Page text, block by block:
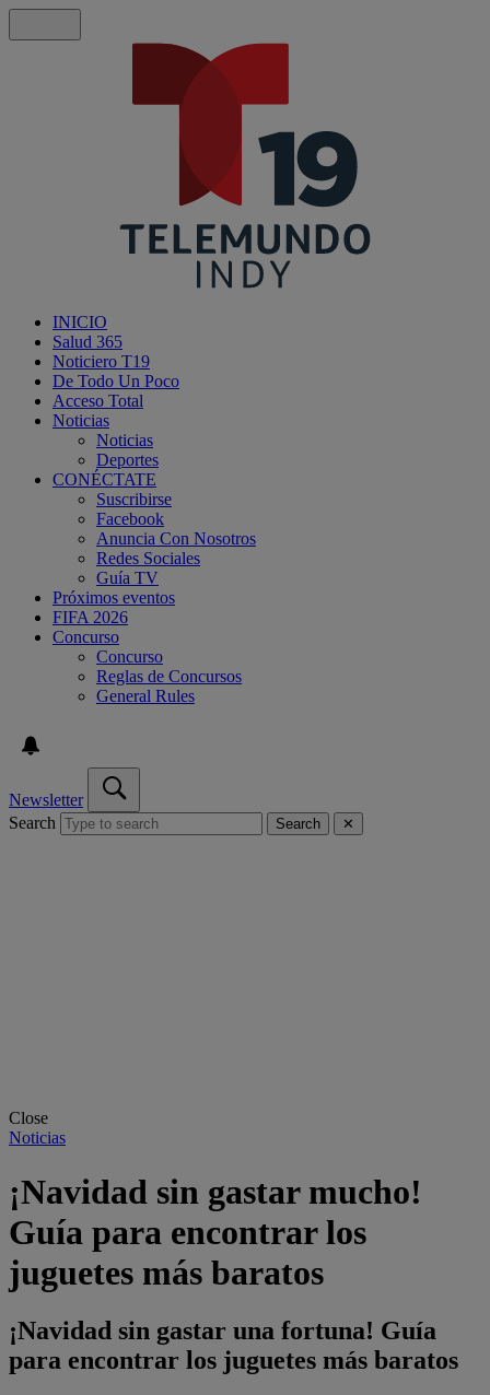
INICIO
Salud 365
Noticiero T19
De Todo Un Poco
Acceso Total
Noticias
Noticias
Deportes
CONÉCTATE
Suscribirse
Facebook
Anuncia Con Nosotros
Redes Sociales
Guía TV
Próximos eventos
FIFA 2026
Concurso
Concurso
Reglas de Concursos
General Rules
Newsletter
Search
Search ✕
Close
Noticias
¡Navidad sin gastar mucho!
Guía para encontrar los
juguetes más baratos
¡Navidad sin gastar una fortuna! Guía
para encontrar los juguetes más baratos